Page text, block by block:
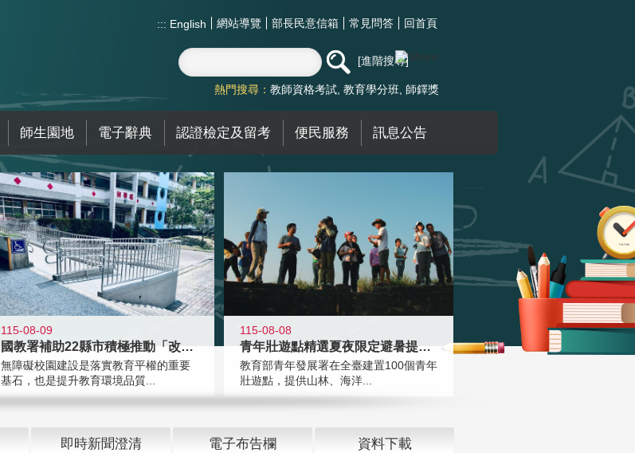
::: English 網站導覽 部長民意信箱 常見問答 回首頁
進階搜尋
熱門搜尋： 教師資格考試 教育學分班 師鐸獎
師生園地 電子辭典 認證檢定及留考 便民服務 訊息公告
115-08-09
國教署補助22縣市積極推動「改善無
無障礙校園建設是落實教育平權的重要
基石，也是提升教育環境品質...
115-08-08
青年壯遊點精選夏夜限定避暑提案 漫
教育部青年發展署在全臺建置100個青年
壯遊點，提供山林、海洋...
即時新聞澄清 電子布告欄 資料下載